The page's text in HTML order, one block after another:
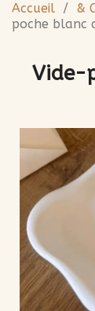
Accueil &
poche blanc
Vide-